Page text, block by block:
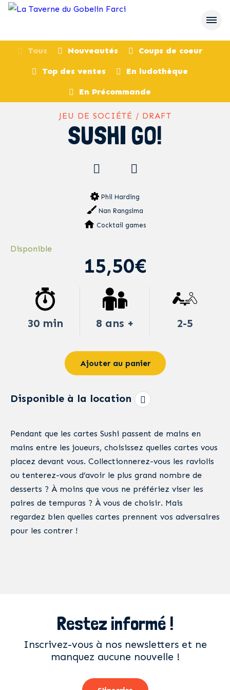
Tous Nouveautés Coups de coeur
Top des ventes En ludothèque
En Précommande
JEU DE SOCIÉTÉ / DRAFT
SUSHI GO!
Phil Harding
Nan Rangsima
Cocktail games
Disponible
15,50€
30 min 8 ans + 2-5
Ajouter au panier
Disponible à la location
Pendant que les cartes Sushi passent de mains en
mains entre les joueurs, choisissez quelles cartes vous
placez devant vous. Collectionnerez-vous les raviolis
ou tenterez-vous d’avoir le plus grand nombre de
desserts ? À moins que vous ne préfériez viser les
paires de tempuras ? À vous de choisir. Mais
regardez bien quelles cartes prennent vos adversaires
pour les contrer !
Restez informé !
Inscrivez-vous à nos newsletters et ne
manquez aucune nouvelle !